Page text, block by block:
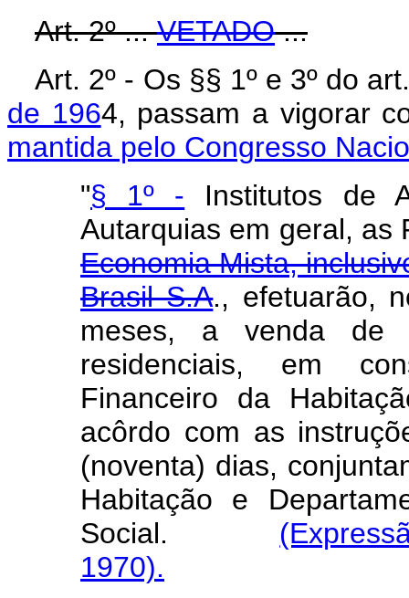
Art. 2º ...VETADO...
Art. 2º - Os §§ 1º e 3º do
de 1964, passam a
mantida pelo Congresso
"§ 1º - Institutos de
Autarquias em geral, as
Economia Mista,
Brasil S.A., efetuarão,
meses, a venda de
residenciais, em
Financeiro da
acôrdo com as
(noventa) dias,
Habitação e
Social.
1970).